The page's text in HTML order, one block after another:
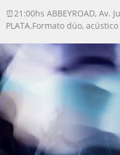
⏰21:00hs ABBEYROAD, Av.
PLATA.Formato dúo,